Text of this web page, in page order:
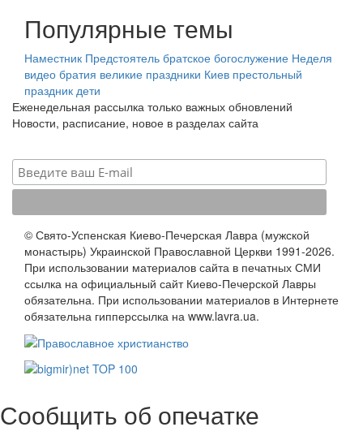
Популярные темы
Наместник Предстоятель братское богослужение Неделя
видео братия великие праздники Киев престольный
праздник дети
Еженедельная рассылка только важных обновлений
Новости, расписание, новое в разделах сайта
© Свято-Успенская Киево-Печерская Лавра (мужской
монастырь) Украинской Православной Церкви 1991-2026.
При использовании материалов сайта в печатных СМИ
ссылка на официальный сайт Киево-Печерской Лавры
обязательна. При использовании материалов в Интернете
обязательна гипперссылка на www.lavra.ua.
Сообщить об опечатке